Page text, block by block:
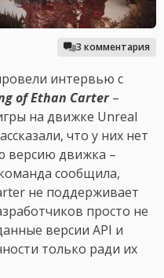
3 комментария
интервью с
of Ethan Carter–
на движке Unreal
что у них нет
версию движка –
сообщила,
не поддерживает
просто не
версии API и
только ради их